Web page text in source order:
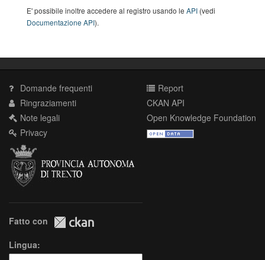
E' possibile inoltre accedere al registro usando le API (vedi
Documentazione API).
Domande frequenti
Ringraziamenti
Note legali
Privacy
Report
CKAN API
Open Knowledge Foundation
Fatto con
Lingua